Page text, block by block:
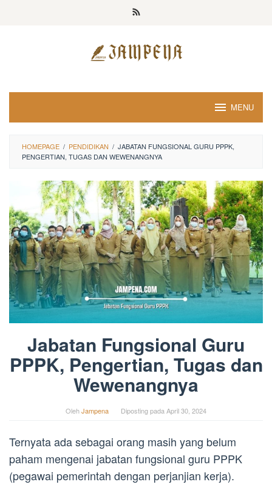
MENU
HOMEPAGE / PENDIDIKAN / JABATAN FUNGSIONAL GURU PPPK,
PENGERTIAN, TUGAS DAN WEWENANGNYA
Jabatan Fungsional Guru
PPPK, Pengertian, Tugas dan
Wewenangnya
OlehJampena Diposting pada April 30, 2024
Ternyata ada sebagai orang masih yang belum
paham mengenai jabatan fungsional guru PPPK
(pegawai pemerintah dengan perjanjian kerja).